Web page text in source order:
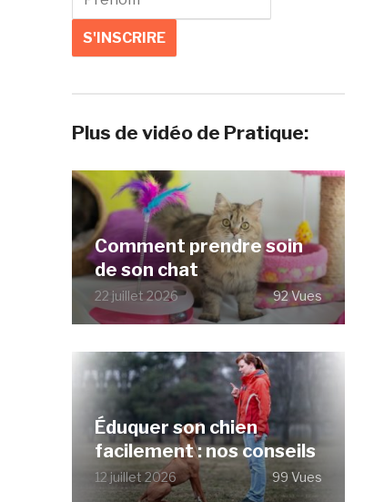
Plus de vidéo de Pratique:
Comment prendre soin
de son chat
22 juillet 2026 92 Vues
Éduquer son chien
facilement : nos conseils
12 juillet 2026 99 Vues